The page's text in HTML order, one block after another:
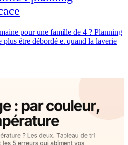
pour une famille de 4 ? Planning
être débordé et quand la laverie